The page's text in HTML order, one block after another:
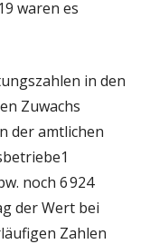
waren es
in den
Zuwachs
der amtlichen
noch 6 924
der Wert bei
Zahlen